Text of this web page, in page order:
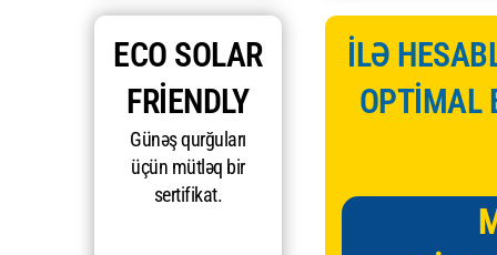
ECO SOLAR
FRIENDLY
Günəş qurğuları
üçün mütləq bir
sertifikat.
İLƏ
OPTİMAL